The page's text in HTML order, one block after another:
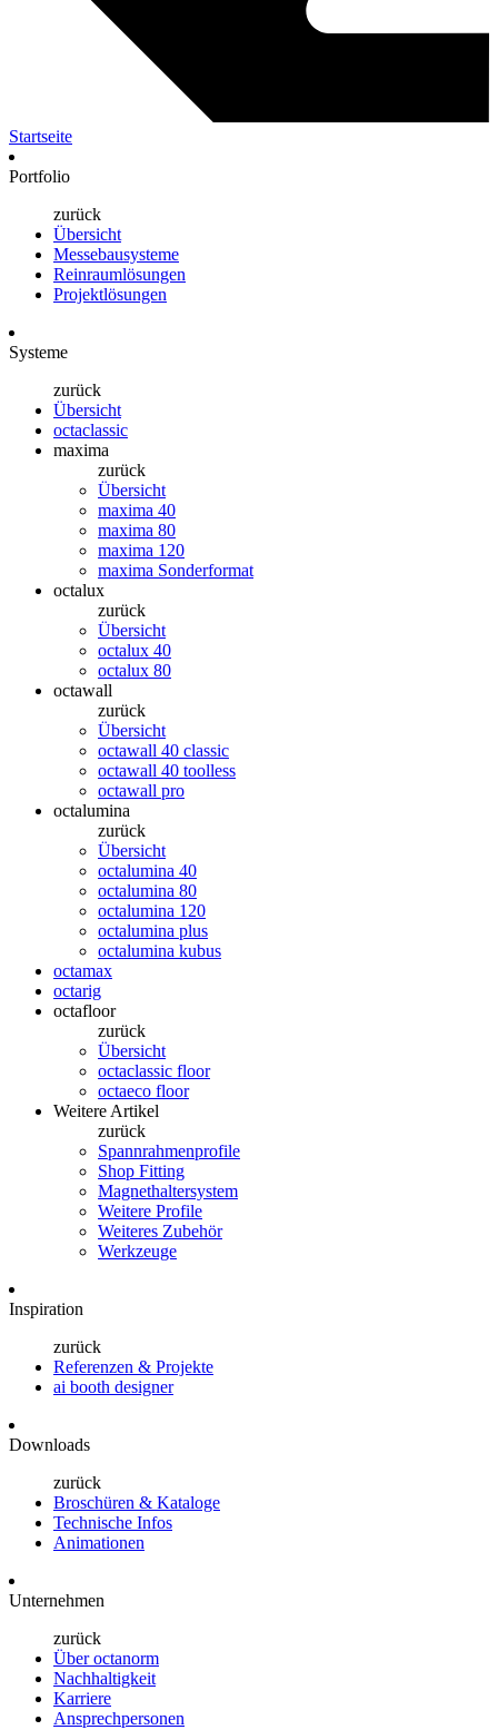
Startseite
Portfolio
zurück
Übersicht
Messebausysteme
Reinraumlösungen
Projektlösungen
Systeme
zurück
Übersicht
octaclassic
maxima
zurück
Übersicht
maxima 40
maxima 80
maxima 120
maxima Sonderformat
octalux
zurück
Übersicht
octalux 40
octalux 80
octawall
zurück
Übersicht
octawall 40 classic
octawall 40 toolless
octawall pro
octalumina
zurück
Übersicht
octalumina 40
octalumina 80
octalumina 120
octalumina plus
octalumina kubus
octamax
octarig
octafloor
zurück
Übersicht
octaclassic floor
octaeco floor
Weitere Artikel
zurück
Spannrahmenprofile
Shop Fitting
Magnethaltersystem
Weitere Profile
Weiteres Zubehör
Werkzeuge
Inspiration
zurück
Referenzen & Projekte
ai booth designer
Downloads
zurück
Broschüren & Kataloge
Technische Infos
Animationen
Unternehmen
zurück
Über octanorm
Nachhaltigkeit
Karriere
Ansprechpersonen